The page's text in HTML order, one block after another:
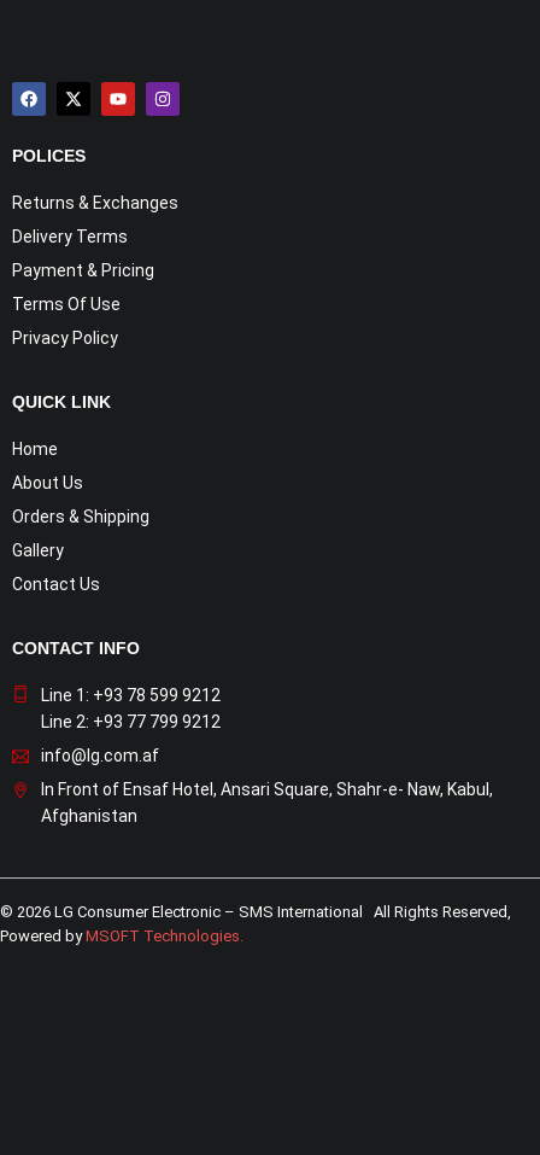
POLICES
Returns & Exchanges
Delivery Terms
Payment & Pricing
Terms Of Use
Privacy Policy
QUICK LINK
Home
About Us
Orders & Shipping
Gallery
Contact Us
CONTACT INFO
Line 1: +93 78 599 9212
Line 2: +93 77 799 9212
info@lg.com.af
In Front of Ensaf Hotel, Ansari Square, Shahr-e- Naw, Kabul,
Afghanistan
© 2026 LG Consumer Electronic – SMS International All Rights Reserved,
Powered byMSOFT Technologies.